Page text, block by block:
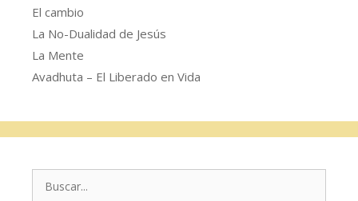
El cambio
La No-Dualidad de Jesús
La Mente
Avadhuta – El Liberado en Vida